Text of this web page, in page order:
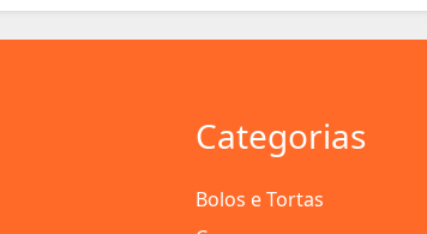
Categorias
Bolos e Tortas